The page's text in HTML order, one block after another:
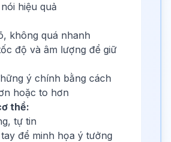
hiệu quả
không quá nhanh
độ và âm lượng để giữ
ý chính bằng cách
hoặc to hơn
thể:
tự tin
để minh họa ý tưởng